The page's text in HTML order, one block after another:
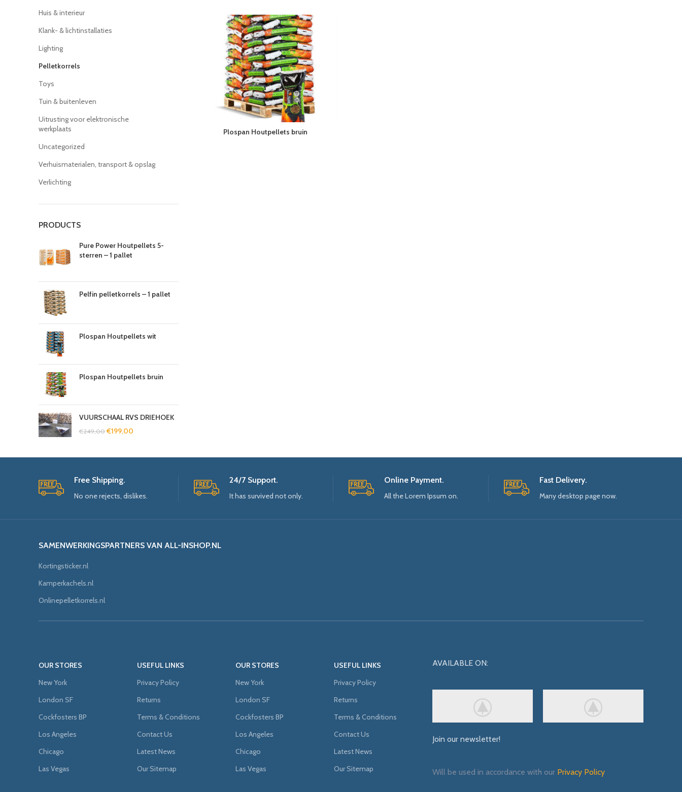
Huis & interieur
Klank- & lichtinstallaties
Lighting
Pelletkorrels
Toys
Tuin & buitenleven
Uitrusting voor elektronische
werkplaats
Uncategorized
Verhuismaterialen, transport & opslag
Verlichting
PRODUCTS
Pure Power Houtpellets 5-
sterren – 1 pallet
Pelfin pelletkorrels – 1 pallet
Plospan Houtpellets wit
Plospan Houtpellets bruin
VUURSCHAAL RVS DRIEHOEK
€249,00 €199,00
Plospan Houtpellets bruin
Free Shipping.
No one rejects, dislikes.
24/7 Support.
It has survived not only.
Online Payment.
All the Lorem Ipsum on.
Fast Delivery.
Many desktop page now.
SAMENWERKINGSPARTNERS VAN ALL-INSHOP.NL
Kortingsticker.nl
Kamperkachels.nl
Onlinepelletkorrels.nl
OUR STORES
New York
London SF
Cockfosters BP
Los Angeles
Chicago
Las Vegas
USEFUL LINKS
Privacy Policy
Returns
Terms & Conditions
Contact Us
Latest News
Our Sitemap
OUR STORES
New York
London SF
Cockfosters BP
Los Angeles
Chicago
Las Vegas
USEFUL LINKS
Privacy Policy
Returns
Terms & Conditions
Contact Us
Latest News
Our Sitemap
AVAILABLE ON:
Join our newsletter!
Will be used in accordance with our Privacy Policy